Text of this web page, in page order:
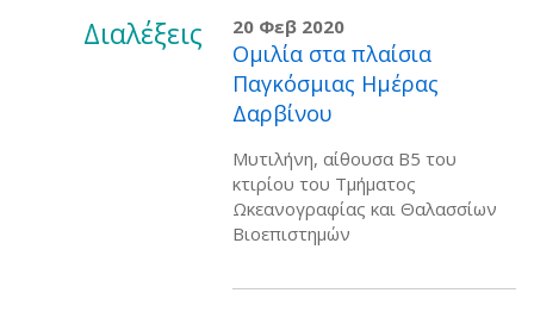
Διαλέξεις 20 Φεβ 2020
Ομιλία στα πλαίσια
Παγκόσμιας Ημέρας
Δαρβίνου
Μυτιλήνη, αίθουσα Β5 του
κτιρίου του Τμήματος
Ωκεανογραφίας και Θαλασσίων
Βιοεπιστημών